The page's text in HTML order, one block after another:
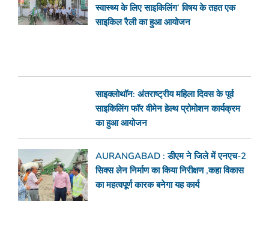
स्वास्थ्य के लिए साइकिलिंग’ विषय के तहत एक
साइकिल रैली का हुआ आयोजन
साइक्लोथॉन: अंतराष्ट्रीय महिला दिवस के पूर्व
साइकिलिंग फॉर वीमेन हेल्थ प्रोमोशन कार्यक्रम
का हुआ आयोजन
AURANGABAD : डीएम ने जिले में एनएच-2
सिक्स लेन निर्माण का किया निरीक्षण ,कहा विकास
का महत्वपूर्ण कारक बनेगा यह कार्य